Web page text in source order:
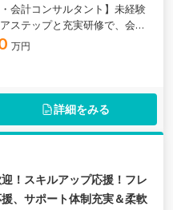
会計コンサルタント】未経験
ステップと充実研修で、会計
士法人
万円
詳細をみる
！スキルアップ応援！フレ
、サポート体制充実＆柔軟